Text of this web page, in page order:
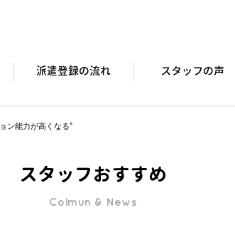
派遣登録の流れ スタッフの声
ン能力が高くなる”
スタッフおすすめ
Colmun & News